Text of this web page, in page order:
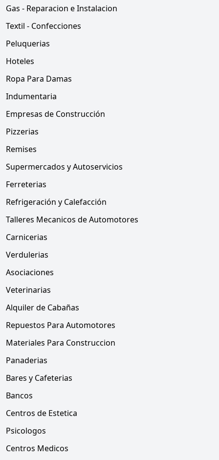
Gas - Reparacion e Instalacion
Textil - Confecciones
Peluquerias
Hoteles
Ropa Para Damas
Indumentaria
Empresas de Construcción
Pizzerias
Remises
Supermercados y Autoservicios
Ferreterias
Refrigeración y Calefacción
Talleres Mecanicos de Automotores
Carnicerias
Verdulerias
Asociaciones
Veterinarias
Alquiler de Cabañas
Repuestos Para Automotores
Materiales Para Construccion
Panaderias
Bares y Cafeterias
Bancos
Centros de Estetica
Psicologos
Centros Medicos